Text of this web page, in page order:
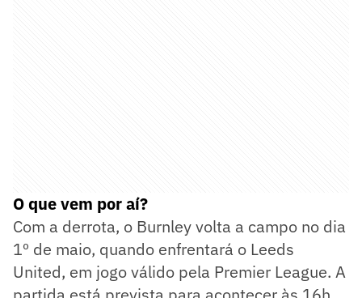
O que vem por aí?
Com a derrota, o Burnley volta a campo no dia
1º de maio, quando enfrentará o Leeds
United, em jogo válido pela Premier League. A